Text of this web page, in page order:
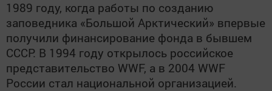
1989 году, когда работы по созданию
заповедника «Большой Арктический» впервые
получили финансирование фонда в бывшем
СССР. В 1994 году открылось российское
представительство WWF, а в 2004 WWF
России стал национальной организацией.